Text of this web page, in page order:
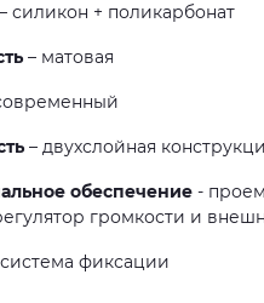
– силикон + поликарбонат
– матовая
– двухслойная
обеспечение -
громкости и
фиксации